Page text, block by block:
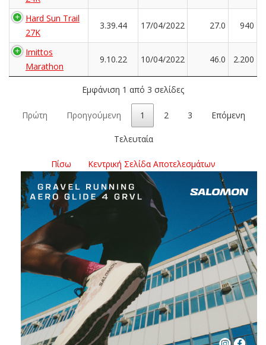
Hard Sun Trail
27K
3.39.44 17/04/2022 27.0 940
Imittos
Marathon
9.10.22 10/04/2022 46.0 2.200
Εμφάνιση 1 από 3 σελίδες
Πρώτη Προηγούμενη 1 2 3 Επόμενη
Τελευταία
Πίσω Κεντρική Σελίδα Αποτελεσμάτων